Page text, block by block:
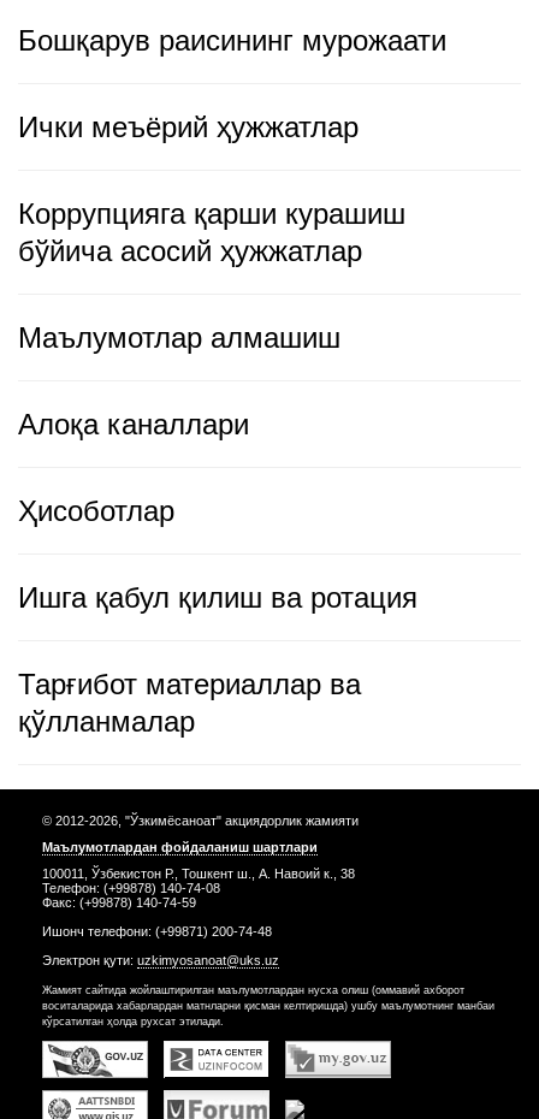
Бошқарув раисининг мурожаати
Ички меъёрий ҳужжатлар
Коррупцияга қарши курашиш
бўйича асосий ҳужжатлар
Маълумотлар алмашиш
Алоқа каналлари
Ҳисоботлар
Ишга қабул қилиш ва ротация
Тарғибот материаллар ва
қўлланмалар
© 2012-2026, "Ўзкимёсаноат" акциядорлик жамияти
Маълумотлардан фойдаланиш шартлари
100011, Ўзбекистон Р., Тошкент ш., А. Навоий к., 38
Телефон: (+99878) 140-74-08
Факс: (+99878) 140-74-59
Ишонч телефони: (+99871) 200-74-48
Электрон қути: uzkimyosanoat@uks.uz
Жамият сайтида жойлаштирилган маълумотлардан нусха олиш (оммавий ахборот
воситаларида хабарлардан матнларни қисман келтиришда) ушбу маълумотнинг манбаи
кўрсатилган ҳолда рухсат этилади.